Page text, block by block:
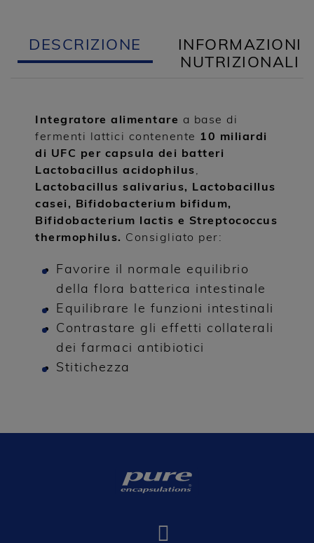
DESCRIZIONE
INFORMAZIONI
NUTRIZIONALI
Integratore alimentare a base di
fermenti lattici contenente 10 miliardi
di UFC per capsula dei batteri
Lactobacillus acidophilus,
Lactobacillus salivarius, Lactobacillus
casei, Bifidobacterium bifidum,
Bifidobacterium lactis e Streptococcus
thermophilus. Consigliato per:
Favorire il normale equilibrio
della flora batterica intestinale
Equilibrare le funzioni intestinali
Contrastare gli effetti collaterali
dei farmaci antibiotici
Stitichezza